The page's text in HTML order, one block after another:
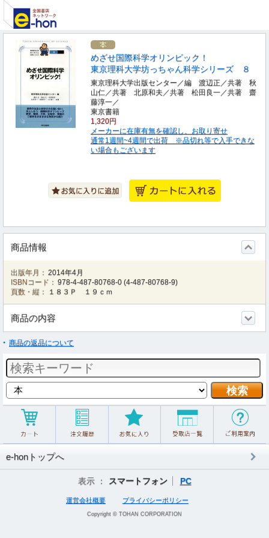
めざせ国際科学オリンピック！
東京理科大学坊っちゃん科学シリーズ ８
東京理科大学出版センター／編 渡辺正／共著 秋
山仁／共著 北原和夫／共著 松田良一／共著 齋
藤淳一／
東京書籍
1,320円
メーカーに在庫有無を確認し、お取り寄せ
通常1週間~4週間で出荷 ※品切れ等で入手できな
い場合もございます
商品情報
出版年月： 2014年4月
ISBNコード： 978-4-487-80768-0 (4-487-80768-9)
頁数・縦：
１８３Ｐ １９ｃｍ
商品の内容
商品の返品について
e-honトップへ
表示 ： スマートフォン PC
運営会社概要 プライバシーポリシー
Copyright © TOHAN CORPORATION